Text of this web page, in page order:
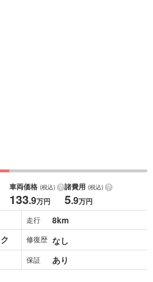
車両価格 (税込)
133.9万円
諸費用 (税込)
5.9万円
走行 8km
修復歴 なし
保証 あり